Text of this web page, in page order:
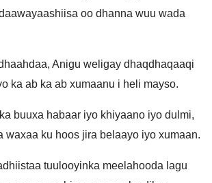
oo dhanna wuu wada
Anigu weligay dhaqdhaqaaqi
ka ab ka ab xumaanu i heli mayso.
buuxa habaar iyo khiyaano iyo dulmi,
waxaa ku hoos jira belaayo iyo xumaan.
tuulooyinka meelahooda lagu